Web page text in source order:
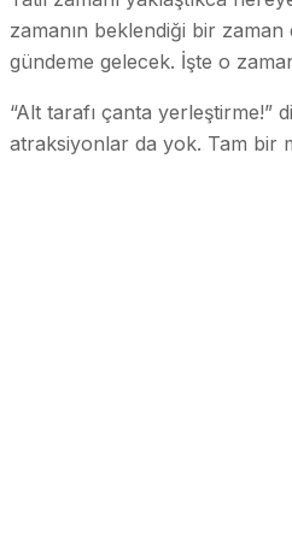
zamanın beklendiği bir
gündeme gelecek. İşte o
“Alt tarafı çanta yerleştirme!”
atraksiyonlar da yok. Tam bir